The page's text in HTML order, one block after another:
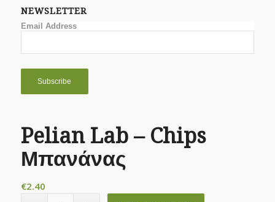
NEWSLETTER
Email Address
Pelian Lab – Chips
Μπανάνας
€2.40